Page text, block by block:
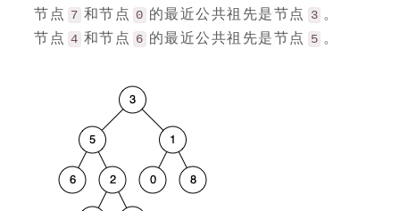
节点 7 和节点 0 的最近公共祖先是节点 3 。
节点 4 和节点 6 的最近公共祖先是节点 5 。